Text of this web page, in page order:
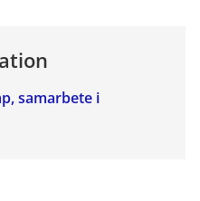
samarbete i